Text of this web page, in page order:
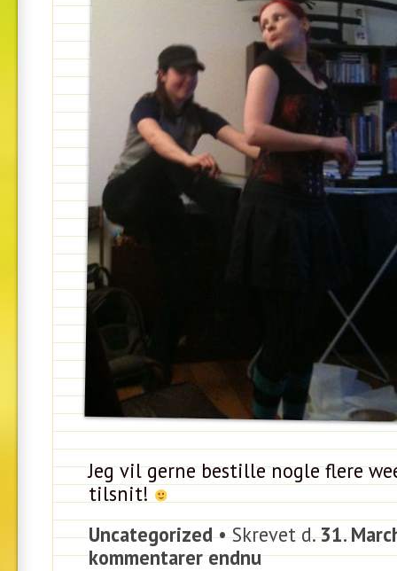
Jeg vil gerne bestille nogle flere
tilsnit!
Uncategorized• Skrevet d.31.
kommentarer endnu